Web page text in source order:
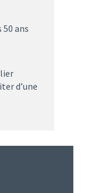
ans
d’une